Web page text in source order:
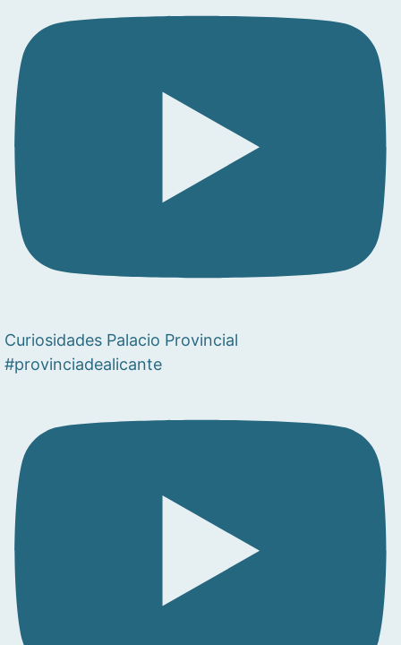
Curiosidades Palacio Provincial
#provinciadealicante